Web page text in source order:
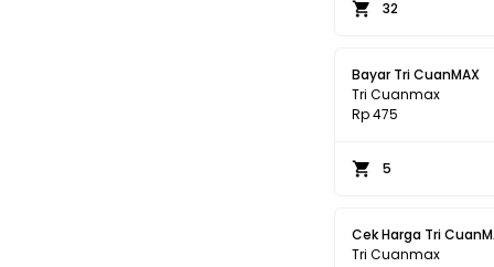
32
Bayar Tri CuanMAX
Tri Cuanmax
Rp 475
5
Cek Harga Tri
Tri Cuanmax